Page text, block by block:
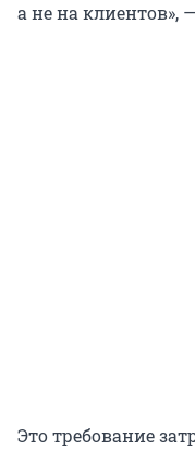
а не на клиентов»,
Это требование